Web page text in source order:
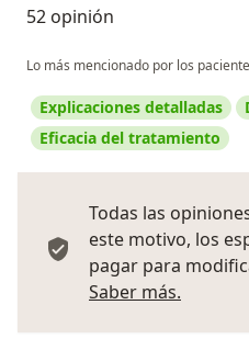
52 opinión
Lo más mencionado por los
Explicaciones detalladas
Eficacia del tratamiento
Todas las
este motivo, los
pagar para
Saber más.